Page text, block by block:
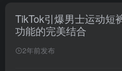
TikTok引爆男士运动短
功能的完美结合
2年前发布